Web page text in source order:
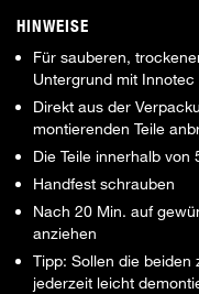
HINWEISE
Für sauberen,
Untergrund mit
Direkt aus der
montierenden Teile
Die Teile innerhalb von
Handfest schrauben
Nach 20 Min. auf
anziehen
Tipp: Sollen die beiden
jederzeit leicht